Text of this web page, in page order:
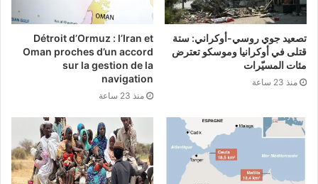
تصعيد جوي روسي-أوكراني: ستة
قتلى في أوكرانيا وموسكو تعترض
مئات المسيّرات
منذ 23 ساعة
Détroit d’Ormuz : l’Iran et
Oman proches d’un accord
sur la gestion de la
navigation
منذ 23 ساعة